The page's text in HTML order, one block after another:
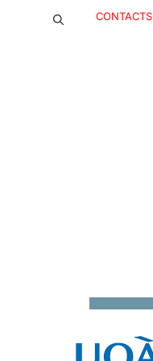
CONTACTS